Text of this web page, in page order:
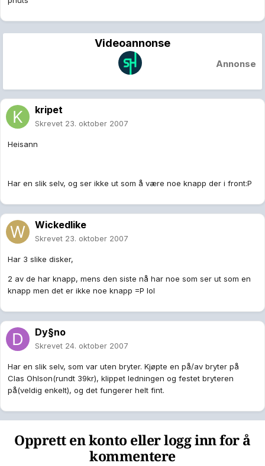
Videoannonse
Annonse
kripet
Skrevet 23. oktober 2007
Heisann
Har en slik selv, og ser ikke ut som å være noe knapp der i front:P
Wickedlike
Skrevet 23. oktober 2007
Har 3 slike disker,
2 av de har knapp, mens den siste nå har noe som ser ut som en
knapp men det er ikke noe knapp =P lol
Dy§no
Skrevet 24. oktober 2007
Har en slik selv, som var uten bryter. Kjøpte en på/av bryter på
Clas Ohlson(rundt 39kr), klippet ledningen og festet bryteren
på(veldig enkelt), og det fungerer helt fint.
Opprett en konto eller logg inn for å
kommentere